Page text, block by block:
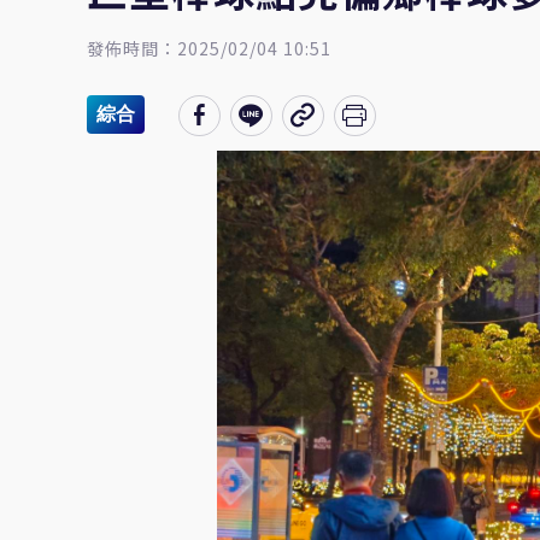
發佈時間：2025/02/04 10:51
綜合